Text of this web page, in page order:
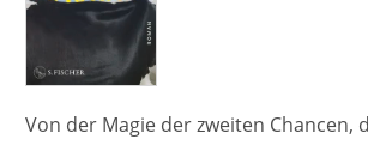
Von der Magie der zweiten Chancen,